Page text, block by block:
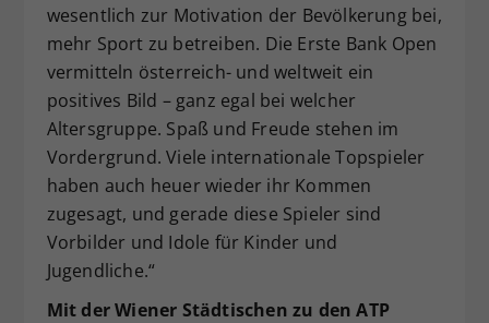
wesentlich zur Motivation der Bevölkerung bei,
mehr Sport zu betreiben. Die Erste Bank Open
vermitteln österreich- und weltweit ein
positives Bild – ganz egal bei welcher
Altersgruppe. Spaß und Freude stehen im
Vordergrund. Viele internationale Topspieler
haben auch heuer wieder ihr Kommen
zugesagt, und gerade diese Spieler sind
Vorbilder und Idole für Kinder und
Jugendliche.“
Mit der Wiener Städtischen zu den ATP